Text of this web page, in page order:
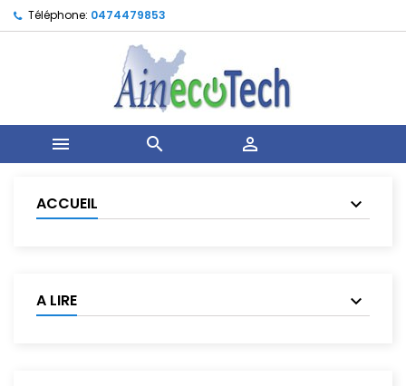
Téléphone: 0474479853
  
ACCUEIL
A LIRE